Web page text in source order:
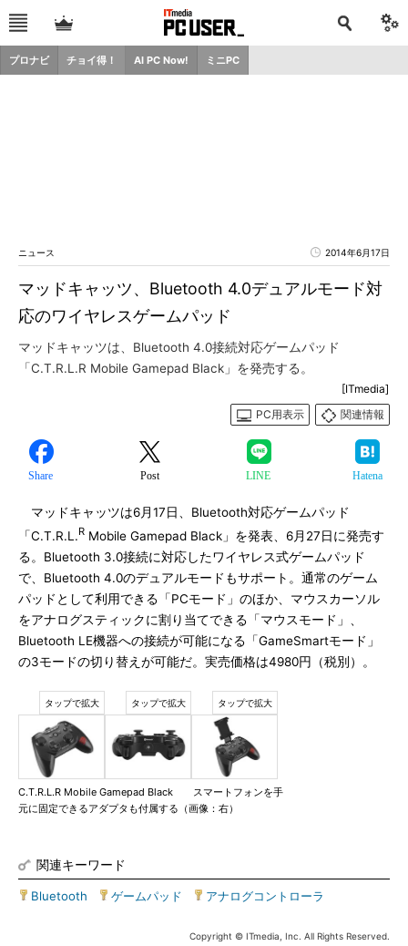
プロナビ チョイ得！ AI PC Now! ミニPC
ニュース 2014年6月17日
マッドキャッツ、Bluetooth 4.0デュアルモード対
応のワイヤレスゲームパッド
マッドキャッツは、Bluetooth 4.0接続対応ゲームパッド
「C.T.R.L.R Mobile Gamepad Black」を発売する。
[ITmedia]
PC用表示
関連情報
Share Post LINE Hatena
マッドキャッツは6月17日、Bluetooth対応ゲームパッド
「C.T.R.L.R Mobile Gamepad Black」を発表、6月27日に発売す
る。Bluetooth 3.0接続に対応したワイヤレス式ゲームパッド
で、Bluetooth 4.0のデュアルモードもサポート。通常のゲーム
パッドとして利用できる「PCモード」のほか、マウスカーソル
をアナログスティックに割り当てできる「マウスモード」、
Bluetooth LE機器への接続が可能になる「GameSmartモード」
の3モードの切り替えが可能だ。実売価格は4980円（税別）。
C.T.R.L.R Mobile Gamepad Black スマートフォンを手
元に固定できるアダプタも付属する（画像：右）
関連キーワード
Bluetooth ゲームパッド アナログコントローラ
Copyright © ITmedia, Inc. All Rights Reserved.